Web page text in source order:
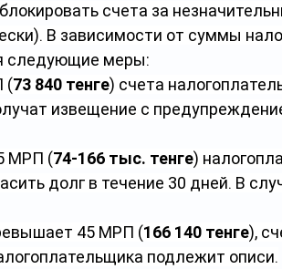
счета за
В зависимости от суммы
следующие меры:
(73 840 тенге) счета
извещение с
МРП (74-166 тыс. тенге)
долг в течение 30 дней. В
45 МРП (166 140 тенге),
подлежит описи.